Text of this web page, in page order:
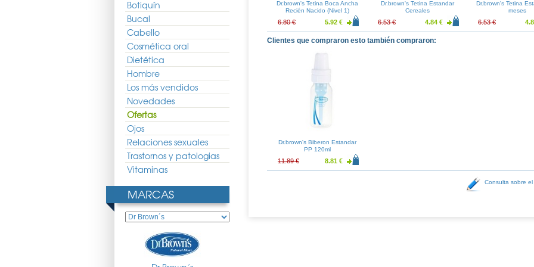
Botiquín
Bucal
Cabello
Cosmética oral
Dietética
Hombre
Los más vendidos
Novedades
Ofertas
Ojos
Relaciones sexuales
Trastornos y patologias
Vitaminas
MARCAS
Dr.brown's Tapas de Viaje
Estandar 3uds
3.92 €
Ventilacion Estandar
Dr.brown's Tetina Boca Ancha
Recién Nacido (Nivel 1)
6.80 € 5.92 €
Dr.brown's Tetina Estandar
Cereales
6.53 € 4.84 €
Dr.brown's Tetina
meses
6.53 €
Clientes que compraron esto también compraron:
Dr.brown's Biberon Estandar
PP 120ml
11.89 € 8.81 €
Consulta sobre